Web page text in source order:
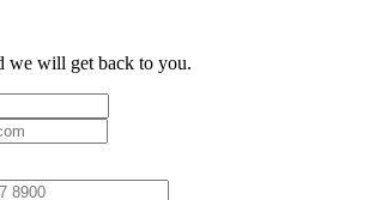
we will get back to you.